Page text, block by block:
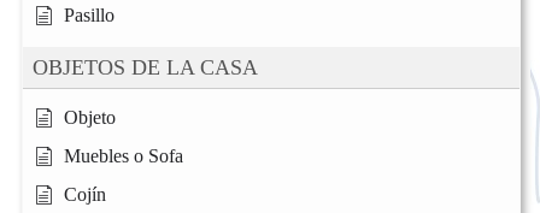
Pasillo
OBJETOS DE LA CASA
Objeto
Muebles o Sofa
Cojín